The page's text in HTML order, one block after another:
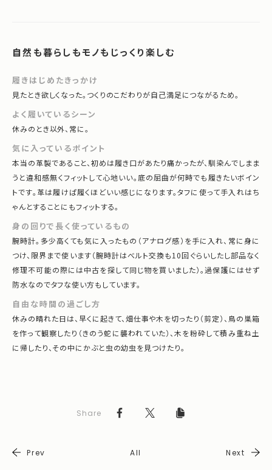
自然も暮らしもモノもじっくり楽しむ
履きはじめたきっかけ
見たとき欲しくなった。つくりのこだわりが自己満足につながるため。
よく履いているシーン
休みのとき以外、常に。
気に入っているポイント
本当の革製であること、初めは履き口があたり痛かったが、馴染んでしまま
うと違和感無くフィットして心地いい。底の屈曲が何時でも履きたいボイン
トです。革は履けぱ履くほどいい感じになります。タフに使って手入れはち
ゃんとすることにもフィットする。
身の回りで長く使っているもの
腕時計。多少高くても気に入ったもの（アナログ感）を手に入れ、常に身に
つけ、限界まで使います（腕時計はべルト交換も10回ぐらいしたし部品なく
修理不可能の際には中古を探して同じ物を買いました）。過保護にはせず
防水なのでタフな使い方もしています。
自由な時間の過ごし方
休みの晴れた日は、早くに起きて、畑仕事や木を切ったり（剪定）、鳥の巣箱
を作って観察したり（きのう蛇に襲われていた）、木を粉砕して積み重ね土
に帰したり、その中にかぶと虫の幼虫を見つけたり。
Share
Prev All Next